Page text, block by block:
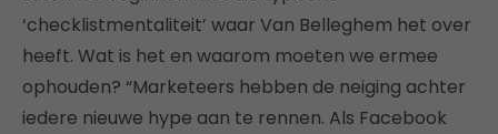
‘checklistmentaliteit’ waar Van Belleghem het over
heeft. Wat is het en waarom moeten we ermee
ophouden? “Marketeers hebben de neiging achter
iedere nieuwe hype aan te rennen. Als Facebook